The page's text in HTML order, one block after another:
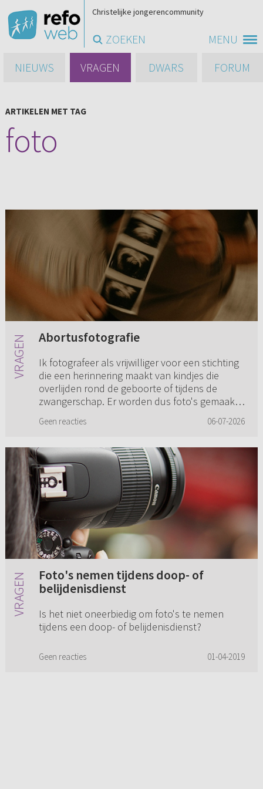
MENU
Christelijke jongerencommunity
ZOEKEN
NIEUWS
VRAGEN DWARS FORUM
ARTIKELEN MET TAG
foto
Abortusfotografie
Ik fotografeer als vrijwilliger voor een stichting
die een herinnering maakt van kindjes die
overlijden rond de geboorte of tijdens de
zwangerschap. Er worden dus foto's gemaakt
Geen reacties 06-07-2026
Foto's nemen tijdens doop- of
belijdenisdienst
Is het niet oneerbiedig om foto's te nemen
tijdens een doop- of belijdenisdienst?
Geen reacties 01-04-2019